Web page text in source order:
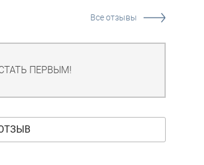
Все отзывы
ПЕРВЫМ!